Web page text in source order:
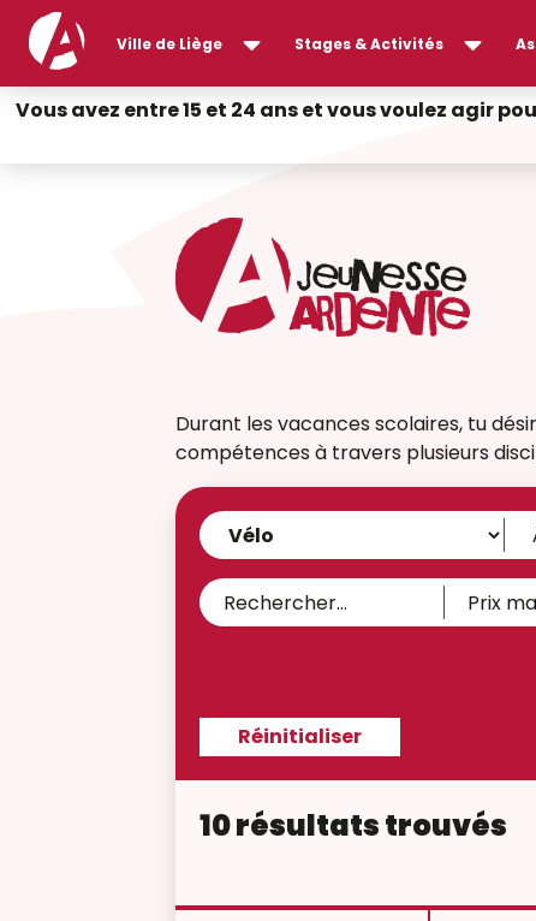
Ville de Liège Stages & Activités
Vous avez entre 15 et 24 ans et vous voulez agir
Durant les vacances scolaires, tu
compétences à travers plusieurs
10 résultats trouvés